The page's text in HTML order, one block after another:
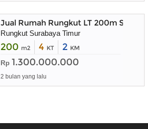
Jual Rumah Rungkut LT 200m
Rungkut Surabaya Timur
200 m2 4 KT 2 KM
Rp 1.300.000.000
2 bulan yang lalu